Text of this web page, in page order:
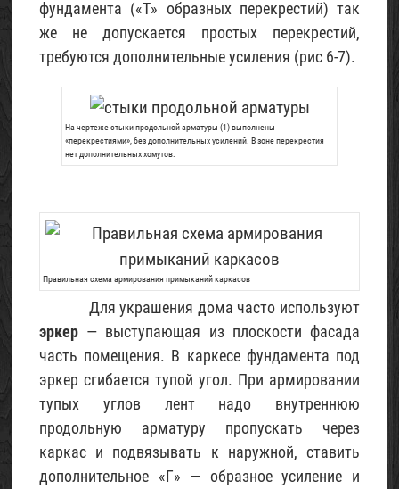
фундамента («Т» образных перекрестий) так
же не допускается простых перекрестий,
требуются дополнительные усиления (рис 6-7).
На чертеже стыки продольной арматуры (1) выполнены
«перекрестиями», без дополнительных усилений. В зоне перекрестия
нет дополнительных хомутов.
Правильная схема армирования примыканий каркасов
Для украшения дома часто используют
эркер — выступающая из плоскости фасада
часть помещения. В каркесе фундамента под
эркер сгибается тупой угол. При армировании
тупых углов лент надо внутреннюю
продольную арматуру пропускать через
каркас и подвязывать к наружной, ставить
дополнительное «Г» — образное усиление и